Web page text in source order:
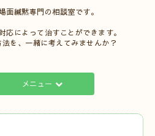
面緘黙専門の相談室です。
応によって治すことができます。
法を、一緒に考えてみませんか？
メニュー